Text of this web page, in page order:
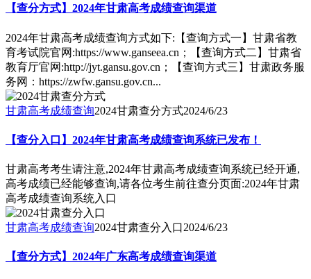
【查分方式】2024年甘肃高考成绩查询渠道
2024年甘肃高考成绩查询方式如下:【查询方式一】甘肃省教
育考试院官网:https://www.ganseea.cn；【查询方式二】甘肃省
教育厅官网:http://jyt.gansu.gov.cn；【查询方式三】甘肃政务服
务网：https://zwfw.gansu.gov.cn...
甘肃高考成绩查询2024甘肃查分方式2024/6/23
【查分入口】2024年甘肃高考成绩查询系统已发布！
甘肃高考考生请注意,2024年甘肃高考成绩查询系统已经开通,
高考成绩已经能够查询,请各位考生前往查分页面:2024年甘肃
高考成绩查询系统入口
甘肃高考成绩查询2024甘肃查分入口2024/6/23
【查分方式】2024年广东高考成绩查询渠道